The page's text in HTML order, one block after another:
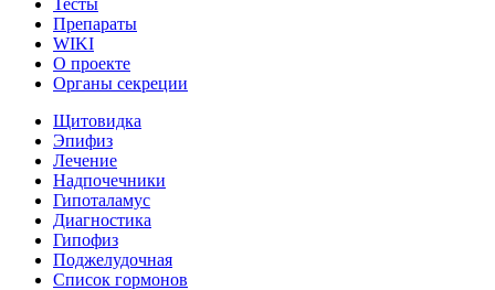
Тесты
Препараты
WIKI
О проекте
Органы секреции
Щитовидка
Эпифиз
Лечение
Надпочечники
Гипоталамус
Диагностика
Гипофиз
Поджелудочная
Список гормонов